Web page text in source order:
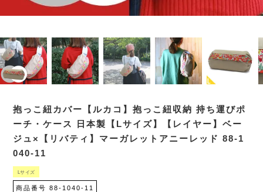
抱っこ紐カバー【ルカコ】抱っこ紐収納 持ち運びポ
ーチ・ケース 日本製【Lサイズ】【レイヤー】ベー
ジュ×【リバティ】マーガレットアニーレッド 88-1
040-11
Lサイズ
商品番号 88-1040-11